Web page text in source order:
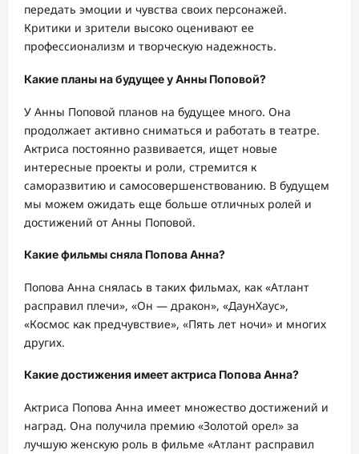
передать эмоции и чувства своих персонажей.
Критики и зрители высоко оценивают ее
профессионализм и творческую надежность.
Какие планы на будущее у Анны Поповой?
У Анны Поповой планов на будущее много. Она
продолжает активно сниматься и работать в театре.
Актриса постоянно развивается, ищет новые
интересные проекты и роли, стремится к
саморазвитию и самосовершенствованию. В будущем
мы можем ожидать еще больше отличных ролей и
достижений от Анны Поповой.
Какие фильмы сняла Попова Анна?
Попова Анна снялась в таких фильмах, как «Атлант
расправил плечи», «Он — дракон», «ДаунХаус»,
«Космос как предчувствие», «Пять лет ночи» и многих
других.
Какие достижения имеет актриса Попова Анна?
Актриса Попова Анна имеет множество достижений и
наград. Она получила премию «Золотой орел» за
лучшую женскую роль в фильме «Атлант расправил